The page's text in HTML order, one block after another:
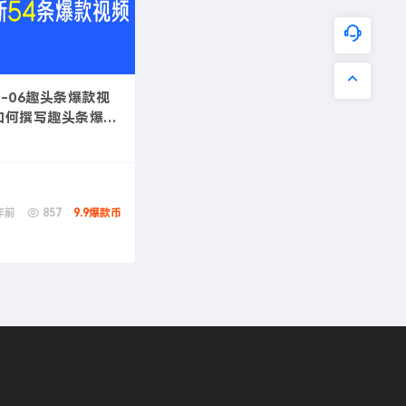
趣头条爆款视
撰写趣头条爆款
前 857 9.9爆款币